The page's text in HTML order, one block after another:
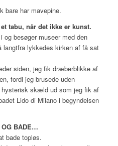
bare har mavepine.
tabu, når det ikke er kunst.
og besøger museer med den
lykkedes kirken af få sat
siden, jeg fik dræberblikke af
fordi jeg brusede uden
hysterisk skæld ud som jeg fik af
Lido di Milano i begyndelsen
OG BADE…
bade topløs.